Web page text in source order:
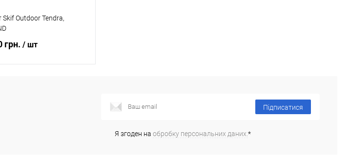
Skif Outdoor Tendra,
грн. / шт
Підписатися
Я згоден на обробку персональних даних. *